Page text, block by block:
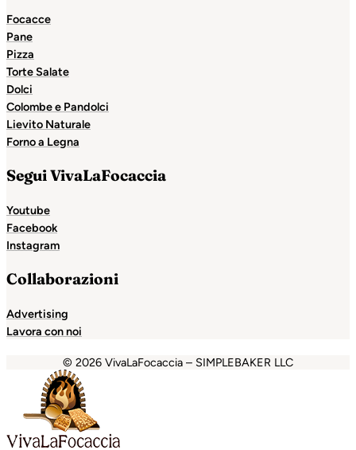
Focacce
Pane
Pizza
Torte Salate
Dolci
Colombe e Pandolci
Lievito Naturale
Forno a Legna
Segui VivaLaFocaccia
Youtube
Facebook
Instagram
Collaborazioni
Advertising
Lavora con noi
© 2026 VivaLaFocaccia – SIMPLEBAKER LLC
Holiganbet